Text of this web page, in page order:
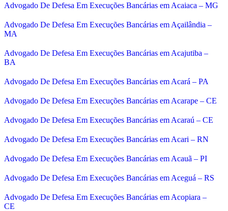
Advogado De Defesa Em Execuções Bancárias em Acaiaca – MG
Advogado De Defesa Em Execuções Bancárias em Açailândia –
MA
Advogado De Defesa Em Execuções Bancárias em Acajutiba –
BA
Advogado De Defesa Em Execuções Bancárias em Acará – PA
Advogado De Defesa Em Execuções Bancárias em Acarape – CE
Advogado De Defesa Em Execuções Bancárias em Acaraú – CE
Advogado De Defesa Em Execuções Bancárias em Acari – RN
Advogado De Defesa Em Execuções Bancárias em Acauã – PI
Advogado De Defesa Em Execuções Bancárias em Aceguá – RS
Advogado De Defesa Em Execuções Bancárias em Acopiara –
CE